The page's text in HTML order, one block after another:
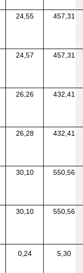
24,55 457,31
24,57 457,31
26,26 432,41
26,28 432,41
30,10 550,56
30,10 550,56
0,24 5,30